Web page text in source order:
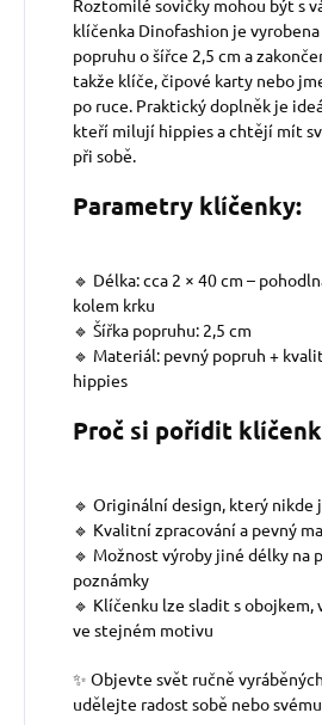
Roztomilé sovičky mohou být s
klíčenka Dinofashion je
popruhu o šířce 2,5 cm a
takže klíče, čipové karty nebo
po ruce. Praktický doplněk je
kteří milují hippies a chtějí mít
při sobě.
Parametry klíčenky:
🔹 Délka: cca 2 × 40 cm –
kolem krku
🔹 Šířka popruhu: 2,5 cm
🔹 Materiál: pevný popruh +
hippies
Proč si pořídit
🔹 Originální design, který nikde
🔹 Kvalitní zpracování a pevný
🔹 Možnost výroby jiné délky na
poznámky
🔹 Klíčenku lze sladit s
ve stejném motivu
✨ Objevte svět ručně
udělejte radost sobě nebo